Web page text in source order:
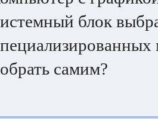
блок
самим?